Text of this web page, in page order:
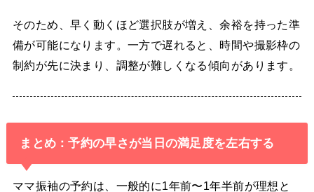
そのため、早く動くほど選択肢が増え、余裕を持った準
備が可能になります。一方で遅れると、時間や撮影枠の
制約が先に決まり、調整が難しくなる傾向があります。
まとめ：予約の早さが当日の満足度を左右する
ママ振袖の予約は、一般的に1年前〜1年半前が理想と